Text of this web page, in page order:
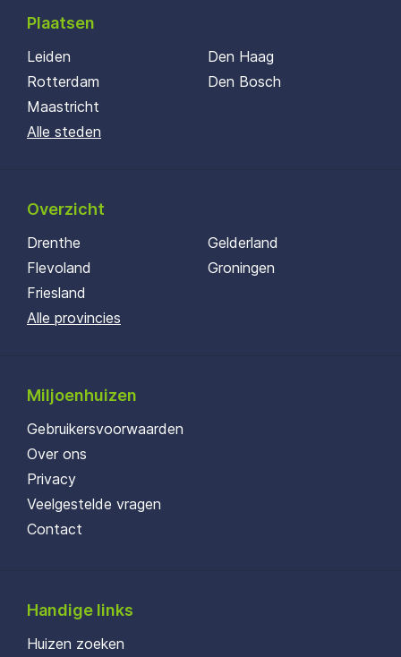
Plaatsen
Leiden
Rotterdam
Maastricht
Den Haag
Den Bosch
Alle steden
Overzicht
Drenthe
Flevoland
Friesland
Gelderland
Groningen
Alle provincies
Miljoenhuizen
Gebruikersvoorwaarden
Over ons
Privacy
Veelgestelde vragen
Contact
Handige links
Huizen zoeken